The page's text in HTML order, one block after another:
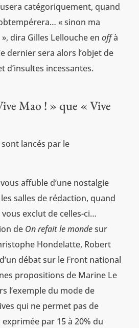
catégoriquement, quand
« sinon ma
dira Gilles Lellouche en offà
dernier sera alors l’objet de
d’insultes incessantes.
Mao ! » que « Vive
lancés par le
affuble d’une nostalgie
salles de rédaction, quand
vous exclut de celles-ci…
de On refait le mondesur
Hondelatte, Robert
débat sur le Front national
propositions de Marine Le
l’exemple du mode de
qui ne permet pas de
par 15 à 20% du